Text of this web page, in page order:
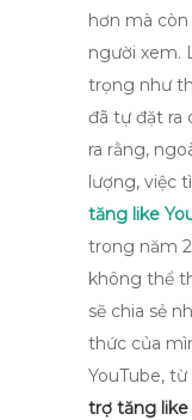
hơn mà
người xem.
trọng như
đã tự đặt ra
ra rằng,
lượng, việc
tăng like
trong năm
không thể
sẽ chia sẻ
thức của
YouTube,
trợ tăng like